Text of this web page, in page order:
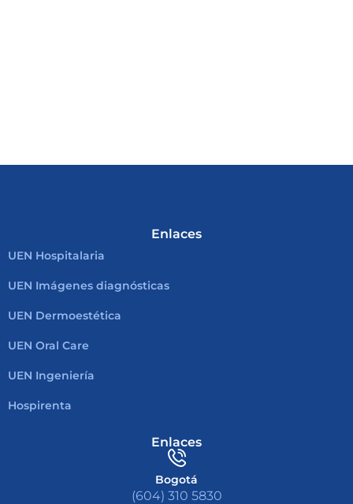
Enlaces
UEN Hospitalaria
UEN Imágenes diagnósticas
UEN Dermoestética
UEN Oral Care
UEN Ingeniería
Hospirenta
Enlaces
Bogotá
(604) 310 5830